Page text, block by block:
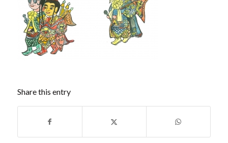
Share this entry